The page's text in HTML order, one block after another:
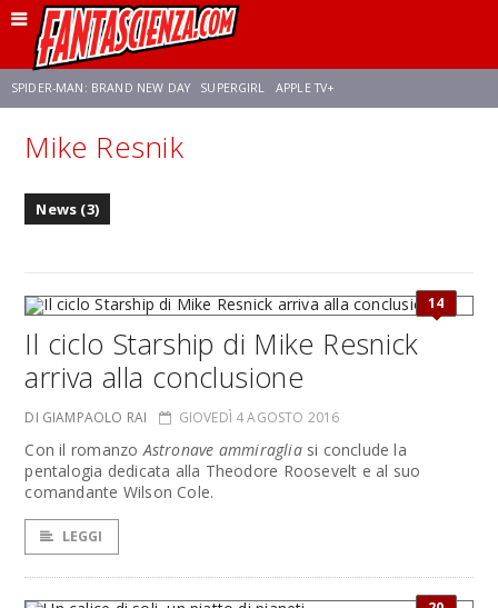
SPIDER-MAN: BRAND NEW DAY SUPERGIRL APPLE TV+
FRANCO RICCIARDIELLO ZENDAYA
Mike Resnik
News (3)
14
Il ciclo Starship di Mike Resnick
arriva alla conclusione
DI GIAMPAOLO RAI GIOVEDÌ 4 AGOSTO 2016
Con il romanzoAstronave ammiragliasi conclude la
pentalogia dedicata alla Theodore Roosevelt e al suo
comandante Wilson Cole.
LEGGI